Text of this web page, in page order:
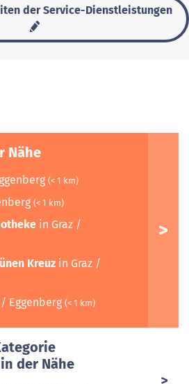
der Service-Dienstleistungen
Nähe
(< 1 km)
(< 1 km)
in Graz /
Kreuz in Graz /
Eggenberg (< 1 km)
der Nähe